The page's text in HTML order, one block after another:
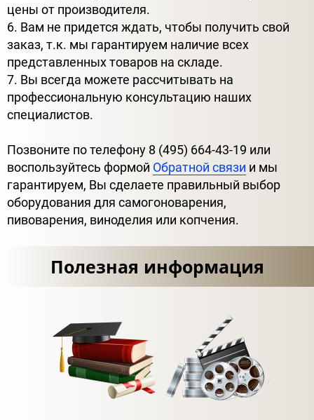
цены от производителя.
6. Вам не придется ждать, чтобы получить свой
заказ, т.к. мы гарантируем наличие всех
представленных товаров на складе.
7. Вы всегда можете рассчитывать на
профессиональную консультацию наших
специалистов.
Позвоните по телефону 8 (495) 664-43-19 или
воспользуйтесь формой Обратной связи и мы
гарантируем, Вы сделаете правильный выбор
оборудования для самогоноварения,
пивоварения, виноделия или копчения.
Полезная информация